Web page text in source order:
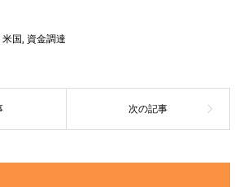
,米国 資金調達